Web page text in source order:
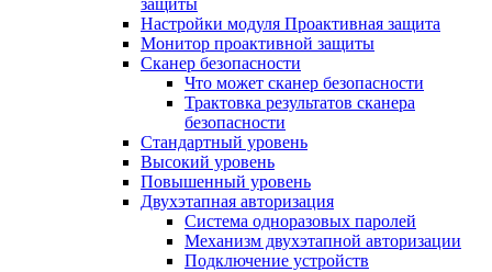
защиты
Настройки модуля Проактивная защита
Монитор проактивной защиты
Сканер безопасности
Что может сканер безопасности
Трактовка результатов сканера
безопасности
Стандартный уровень
Высокий уровень
Повышенный уровень
Двухэтапная авторизация
Система одноразовых паролей
Механизм двухэтапной авторизации
Подключение устройств